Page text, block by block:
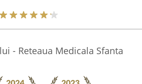
- Reteaua Medicala Sfanta